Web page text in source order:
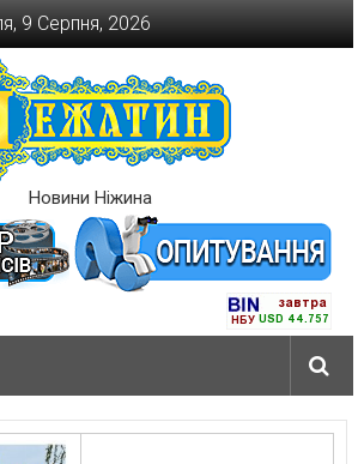
9 Серпня, 2026
Новини Ніжина